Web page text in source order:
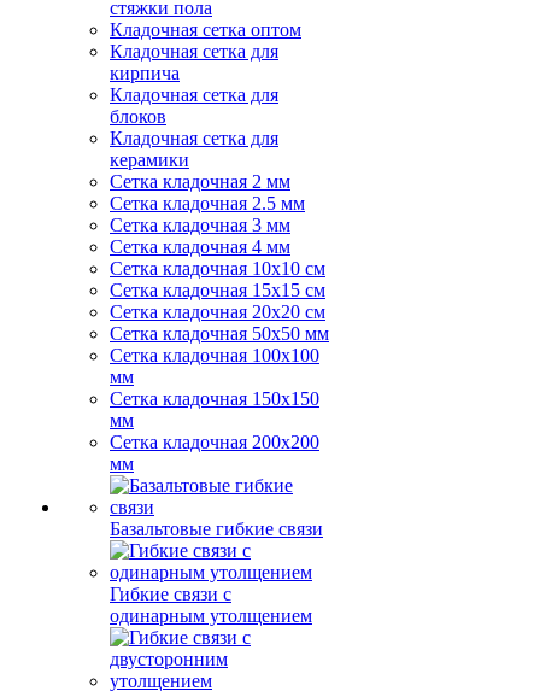
стяжки пола
Кладочная сетка оптом
Кладочная сетка для
кирпича
Кладочная сетка для
блоков
Кладочная сетка для
керамики
Сетка кладочная 2 мм
Сетка кладочная 2.5 мм
Сетка кладочная 3 мм
Сетка кладочная 4 мм
Сетка кладочная 10x10 см
Сетка кладочная 15x15 см
Сетка кладочная 20x20 см
Сетка кладочная 50x50 мм
Сетка кладочная 100x100
мм
Сетка кладочная 150x150
мм
Сетка кладочная 200x200
мм
Базальтовые гибкие связи
Гибкие связи с
одинарным утолщением